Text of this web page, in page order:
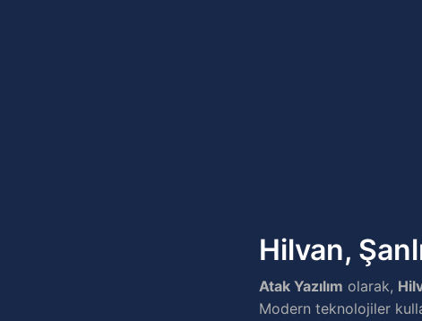
Hilvan,
Atak Yazılım olarak,
Modern teknolojiler